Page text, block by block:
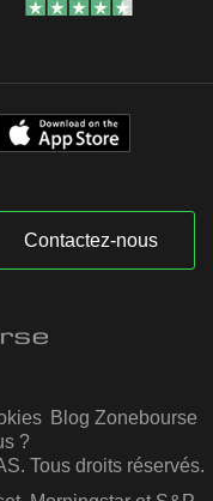
Contactez-nous
Blog Zonebourse
?
Tous droits réservés.